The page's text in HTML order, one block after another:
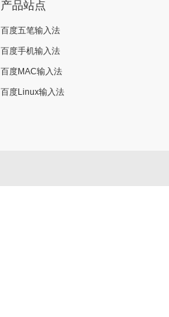
产品站点
百度五笔输入法
百度手机输入法
百度MAC输入法
百度Linux输入法